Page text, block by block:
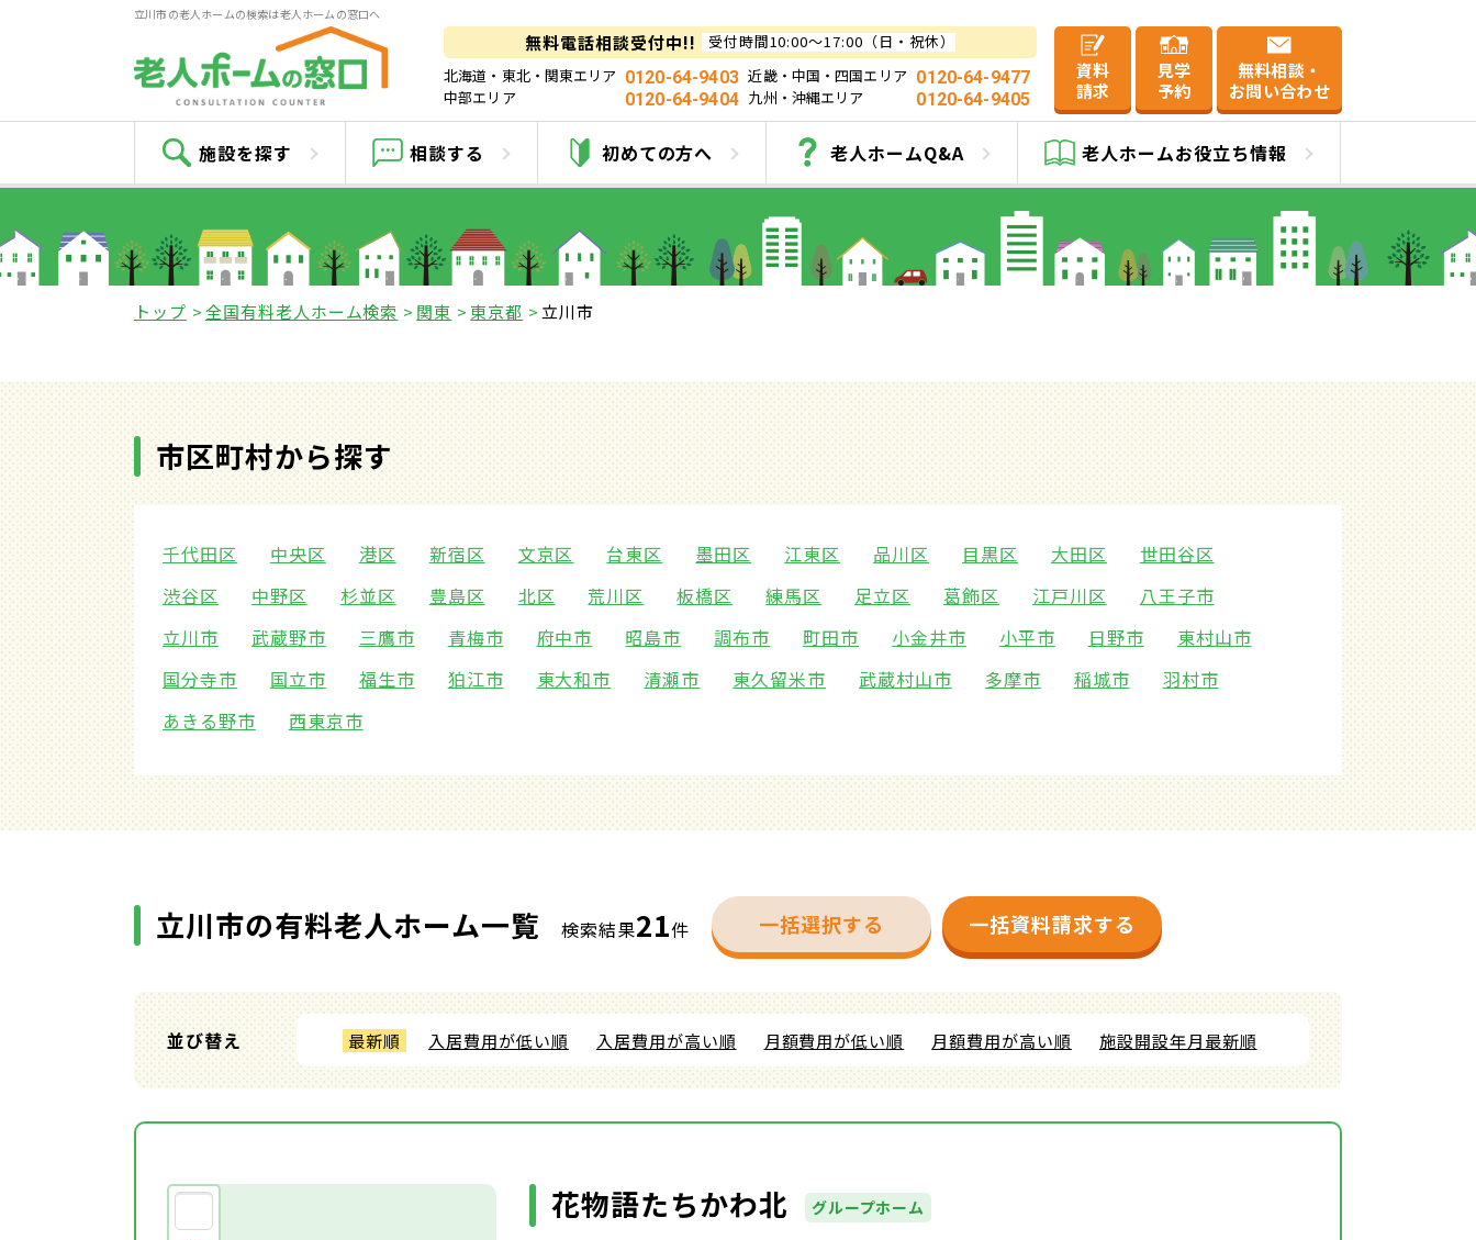
立川市の老人ホームの検索は老人ホームの窓口へ
無料電話相談受付中!!
受付時間10:00～17:00（日・祝休）
北海道・東北・関東エリア 0120-64-9403 近畿・中国・四国エリア 0120-64-9477
中部エリア
0120-64-9404 九州・沖縄エリア 0120-64-9405
資料
請求
見学
予約
無料相談・
お問い合わせ
施設を探す 相談する 初めての方へ 老人ホームQ&A 老人ホームお役立ち情報
立川市の有料老人ホーム一覧
トップ 全国有料老人ホーム検索 関東 東京都 立川市
市区町村から探す
千代田区 中央区 港区 新宿区 文京区 台東区 墨田区 江東区 品川区 目黒区 大田区
世田谷区
渋谷区
中野区 杉並区 豊島区 北区 荒川区 板橋区 練馬区 足立区 葛飾区 江戸川区
八王子市
立川市
武蔵野市 三鷹市 青梅市 府中市 昭島市 調布市 町田市 小金井市 小平市 日野市
東村山市
国分寺市
国立市 福生市 狛江市 東大和市 清瀬市 東久留米市 武蔵村山市 多摩市 稲城市
羽村市
あきる野市
西東京市
立川市の有料老人ホーム一覧 検索結果21件 一括選択する 一括資料請求する
並び替え 最新順 入居費用が低い順 入居費用が高い順 月額費用が低い順 月額費用が高い順 施設開設年月最新順
花物語たちかわ北 グループホーム